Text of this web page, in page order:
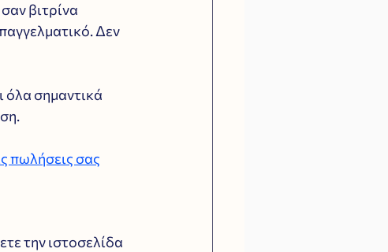
βιτρίνα
Δεν
όλα σημαντικά
πωλήσεις σας
την ιστοσελίδα